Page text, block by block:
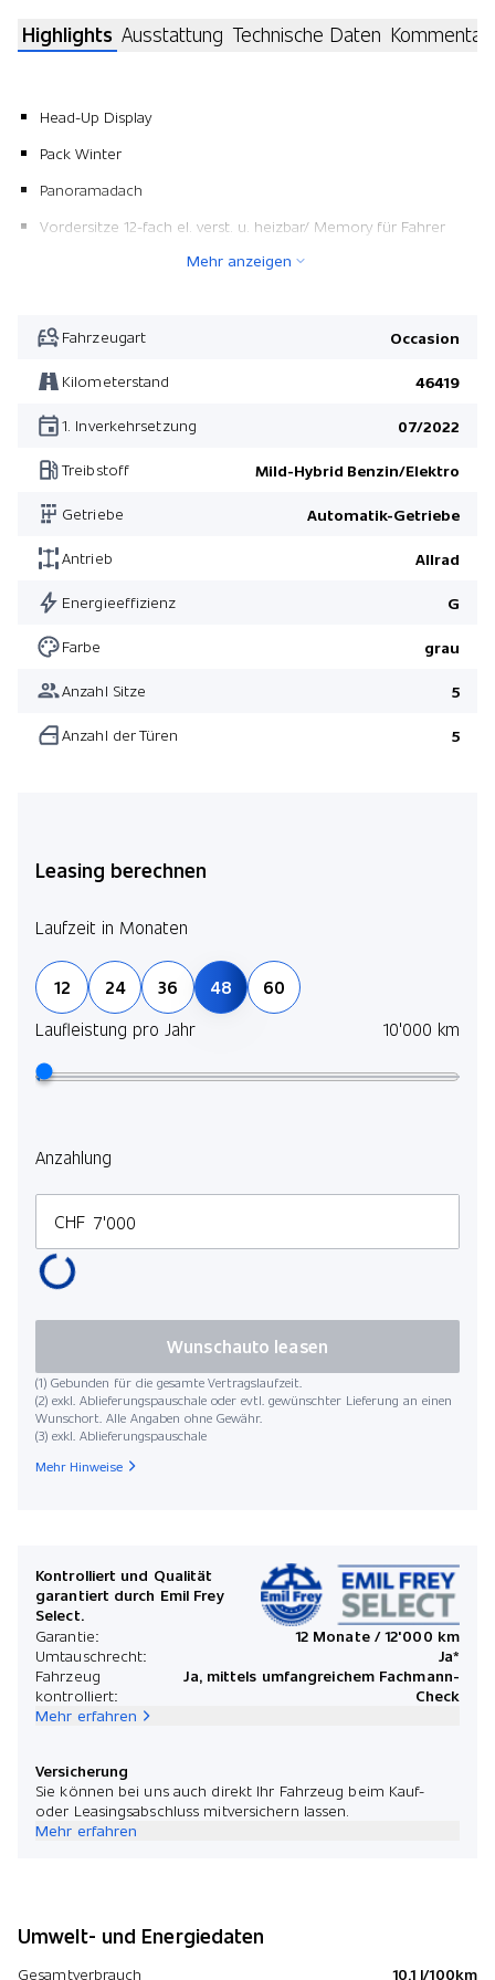
Highlights Ausstattung Technische Daten Kommentar
Head-Up Display
Pack Winter
Panoramadach
Vordersitze 12-fach el. verst. u. heizbar/ Memory für Fahrer
Meridian Surround Sound System
Heckklappe elektrisch mit Freihandfunktion
Ambientebeleuchtung mehrfarbig
Fussmatten
Anhängerkupplung elektrisch ausklappbar
Leichtmetallfelgen 20" 5-Doppelspeichen Grey
Pixel LED-Scheinwerfer
Wireless Charging für mobile Geräte/ Signalverstärker
Nebelscheinwerfer
Pack Black
Mehr anzeigen
Fahrzeugart Occasion
Kilometerstand 46419
1. Inverkehrsetzung 07/2022
Treibstoff Mild-Hybrid Benzin/Elektro
Getriebe Automatik-Getriebe
Antrieb Allrad
Energieeffizienz G
Farbe grau
Anzahl Sitze 5
Anzahl der Türen 5
Leasing berechnen
Laufzeit in Monaten
12 24 36 48
60
Laufleistung pro Jahr
10'000 km
Anzahlung
CHF
(1) Gebunden für die gesamte Vertragslaufzeit.
(2) exkl. Ablieferungspauschale oder evtl. gewünschter Lieferung an einen
Wunschort. Alle Angaben ohne Gewähr.
(3) exkl. Ablieferungspauschale
Wunschauto leasen
Mehr Hinweise
Kontrolliert und Qualität
garantiert durch Emil Frey
Select.
Garantie:
12 Monate / 12'000 km
Umtauschrecht:
Ja*
Fahrzeug
kontrolliert:
Ja, mittels umfangreichem Fachmann-
Check
Mehr erfahren
Versicherung
Sie können bei uns auch direkt Ihr Fahrzeug beim Kauf-
oder Leasingsabschluss mitversichern lassen.
Mehr erfahren
Umwelt- und Energiedaten
Gesamtverbrauch 10.1 l/100km